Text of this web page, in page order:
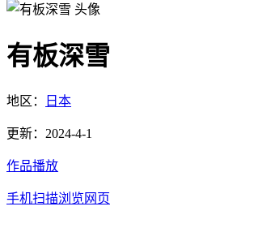
有板深雪
地区： 日本
更新：2024-4-1
作品播放
手机扫描浏览网页